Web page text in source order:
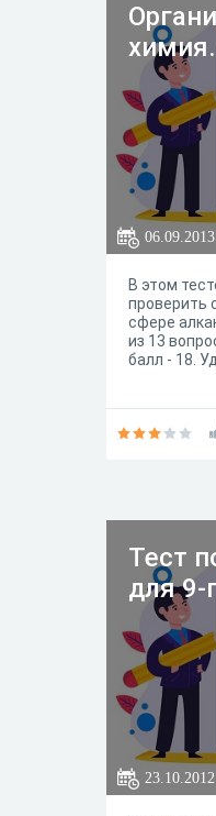
06.09.2013
В этом
проверить
сфере
из 13
балл - 18.
Тест
для 9-
23.10.2012